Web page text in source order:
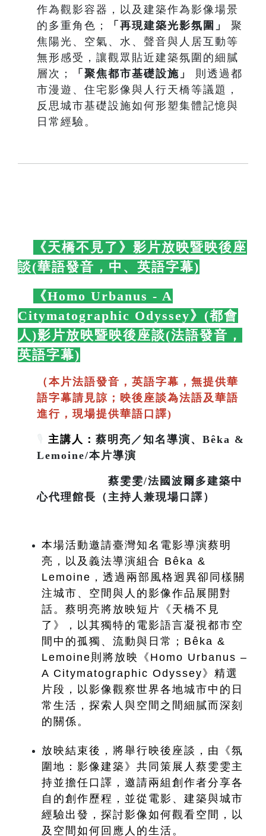
作為觀影容器，以及建築作為影像場景
的多重角色；
「再現建築光影氛圍」
聚
焦陽光、空氣、水、聲音與人居互動等
無形感受，讓觀眾貼近建築氛圍的細膩
層次；
「聚焦都市基礎設施」
則透過都
市漫遊、住宅影像與人行天橋等議題，
反思城市基礎設施如何形塑集體記憶與
日常經驗。
《天橋不見了》影片放映暨映後座
談(華語發音，中、英語字幕)
《Homo Urbanus - A
Citymatographic Odyssey》(都會
人)影片放映暨映後座談(法語發音，
英語字幕)
（本片法語發音，英語字幕，無提供華
語字幕請見諒；映後座談為法語及華語
進行，現場提供華語口譯)
主講人： 蔡明亮／知名導演、Bêka &
Lemoine/本片導演
蔡雯雯/法國波爾多建築中
心代理館長（主持人兼現場口譯）
本場活動邀請臺灣知名電影導演蔡明
亮，以及義法導演組合 Bêka &
Lemoine，透過兩部風格迥異卻同樣關
注城市、空間與人的影像作品展開對
話。蔡明亮將放映短片《天橋不見
了》，以其獨特的電影語言凝視都市空
間中的孤獨、流動與日常；Bêka &
Lemoine則將放映《Homo Urbanus –
A Citymatographic Odyssey》精選
片段，以影像觀察世界各地城市中的日
常生活，探索人與空間之間細膩而深刻
的關係。
放映結束後，將舉行映後座談，由《氛
圍地：影像建築》共同策展人蔡雯雯主
持並擔任口譯，邀請兩組創作者分享各
自的創作歷程，並從電影、建築與城市
經驗出發，探討影像如何觀看空間，以
及空間如何回應人的生活。